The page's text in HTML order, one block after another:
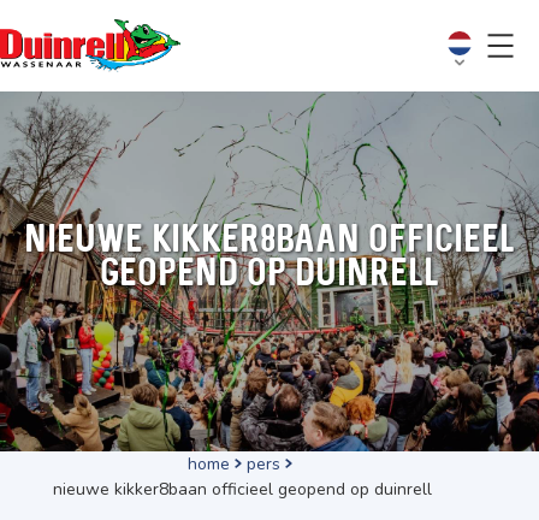
Nieuwe kikker8baan officieel
geopend op Duinrell
home
pers
nieuwe kikker8baan officieel geopend op duinrell